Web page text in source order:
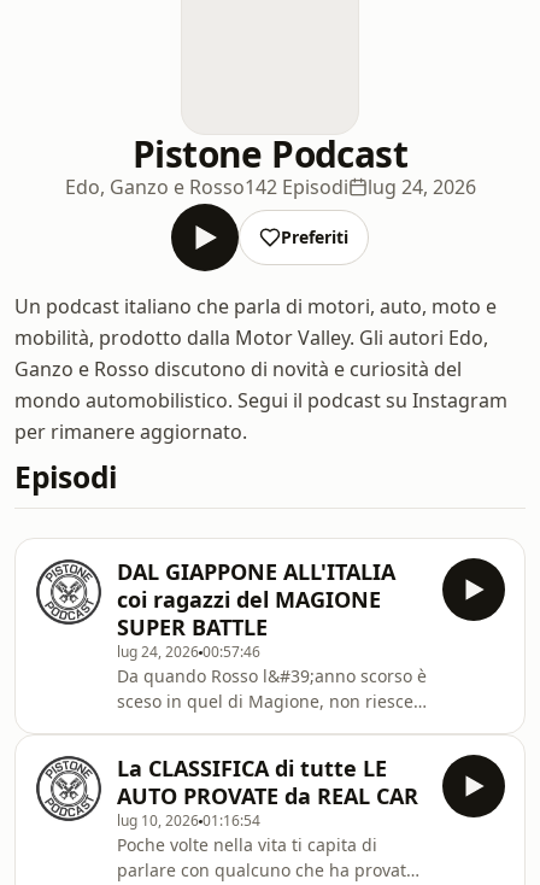
Pistone Podcast
Edo, Ganzo e Rosso142 Episodi lug 24, 2026
Preferiti
Un podcast italiano che parla di motori, auto, moto e
mobilità, prodotto dalla Motor Valley. Gli autori Edo,
Ganzo e Rosso discutono di novità e curiosità del
mondo automobilistico. Segui il podcast su Instagram
per rimanere aggiornato.
Episodi
DAL GIAPPONE ALL'ITALIA
coi ragazzi del MAGIONE
SUPER BATTLE
lug 24, 202600:57:46
Da quando Rosso l&#39;anno scorso è
sceso in quel di Magione, non riesce
persone fantastiche, che hanno preso
tutta la cultura giapponese in ambito
automotive, e contemplandone la
bellezza, hanno deciso di portarla
anche quiVorrei andare oltre a
La CLASSIFICA di tutte LE
AUTO PROVATE da REAL CAR
lug 10, 202601:16:54
Poche volte nella vita ti capita di
parlare con qualcuno che ha provato